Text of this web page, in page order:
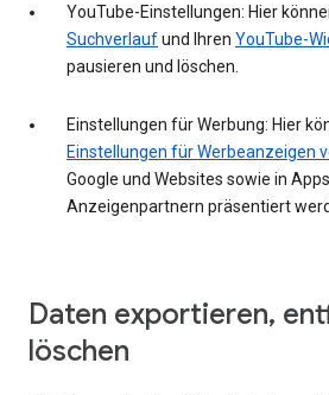
YouTube-Einstellungen: Hier
Suchverlaufund Ihren YouTube-
pausieren und löschen.
Einstellungen für Werbung: Hier
Einstellungen für Werbeanzeigen
Google und Websites sowie in
Anzeigenpartnern präsentiert
Daten exportieren,
löschen